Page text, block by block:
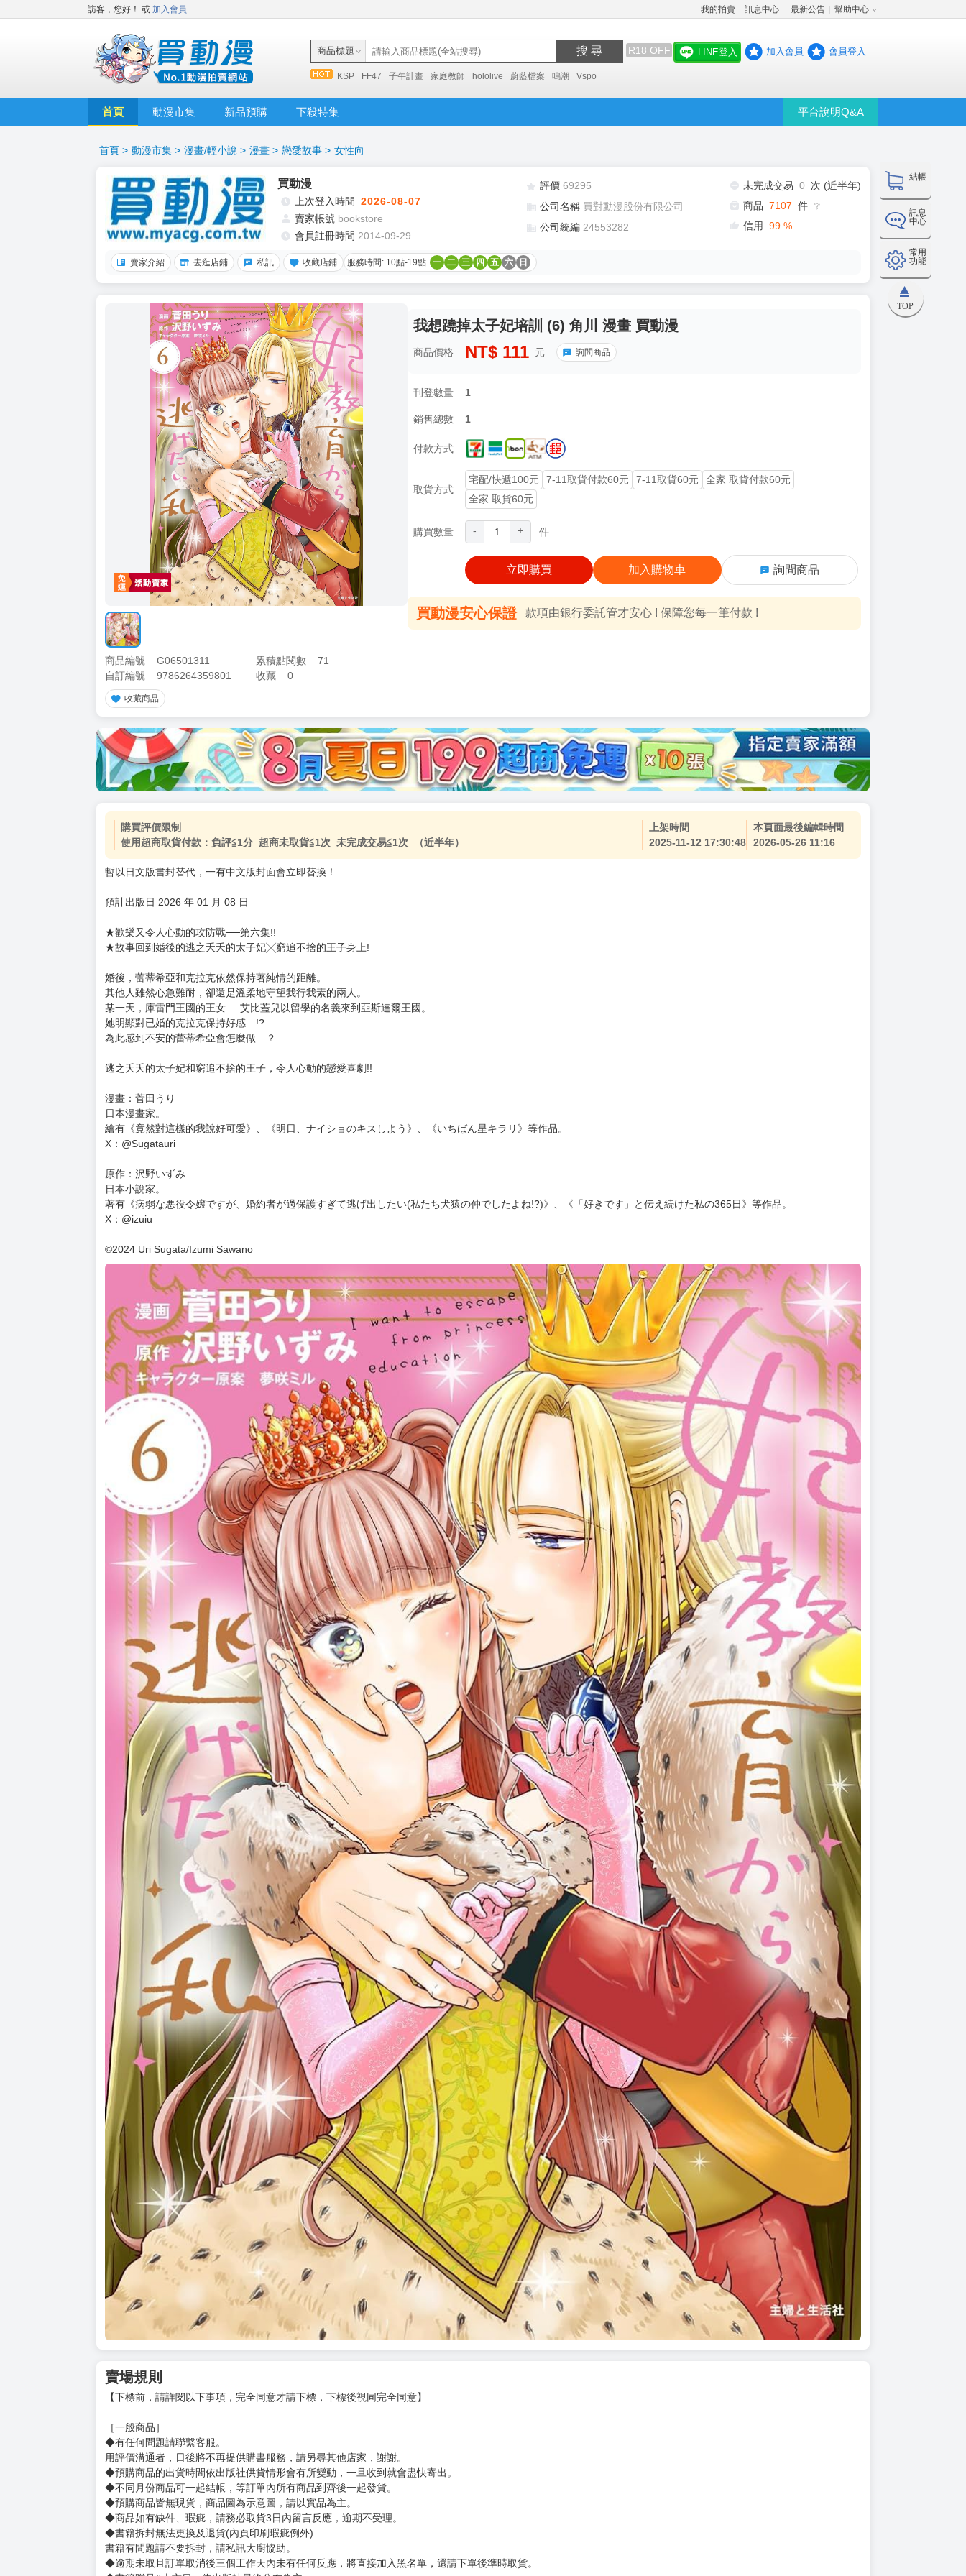
訪客，您好！ 或 加入會員 我的拍賣 訊息中心 最新公告 幫助中心
商品標題 搜 尋 R18 OFF
KSP FF47 子午計畫 家庭教師 hololive 蔚藍檔案 鳴潮 Vspo
LINE登入 加入會員 會員登入
首頁 動漫市集 新品預購 下殺特集 平台說明Q&A
結帳
訊息
中心
常用
功能
TOP
首頁 > 動漫市集 > 漫畫/輕小說 > 漫畫 > 戀愛故事 > 女性向
買動漫
上次登入時間 2026-08-07
賣家帳號 bookstore
會員註冊時間 2014-09-29
評價 69295
公司名稱 買對動漫股份有限公司
公司統編 24553282
未完成交易 0
次 (近半年)
商品 7107 件 ❔
信用 99 %
賣家介紹 去逛店鋪 私訊 收藏店鋪 服務時間: 10點-19點 一 二 三 四 五 六 日
商品編號 G06501311 累積點閱數
71
自訂編號
9786264359801 收藏 0
收藏商品
我想蹺掉太子妃培訓 (6) 角川 漫畫 買動漫
商品價格 NT$ 111 元 詢問商品
刊登數量 1
銷售總數 1
付款方式
取貨方式
宅配/快遞100元 7-11取貨付款60元 7-11取貨60元
全家 取貨付款60元
全家 取貨60元
購買數量 - + 件
立即購買 加入購物車 詢問商品
買動漫安心保證 款項由銀行委託管才安心 ! 保障您每一筆付款 !
加價購 ( 共
(加購品) 買動漫★《$15元-加固紙箱包裝》
-
+
購買評價限制
使用超商取貨付款：負評≦1分 超商未取貨≦1次 未完成交易≦1次 （近半年）
暫以日文版書封替代，一有中文版封面會立即替換！
★故事回到婚後的逃之夭夭的太子妃╳窮追不捨的王子身上!
婚後，蕾蒂希亞和克拉克依然保持著純情的距離。
其他人雖然心急難耐，卻還是溫柔地守望我行我素的兩人。
她明顯對已婚的克拉克保持好感…!?
為此感到不安的蕾蒂希亞會怎麼做…？
逃之夭夭的太子妃和窮追不捨的王子，令人心動的戀愛喜劇!!
漫畫：菅田うり
繪有《竟然對這樣的我說好可愛》、《明日、ナイショのキスしよう》、《いちばん星キラリ》等作品。
X：@Sugatauri
原作：沢野いずみ
日本小說家。
著有《病弱な悪役令嬢ですが、婚約者が過保護すぎて逃げ出したい(私たち犬猿の仲でしたよね!?)》、《「好きです」と伝え続けた私の365日》等作品。
X：@izuiu
©2024 Uri Sugata/Izumi Sawano
賣場規則
【下標前，請詳閱以下事項，完全同意才請下標，下標後視同完全同意】
［一般商品］